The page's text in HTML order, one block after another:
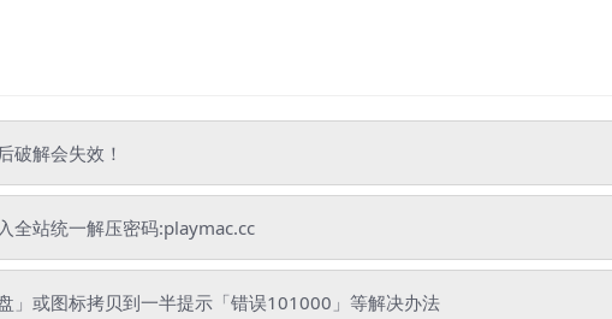
破解会失效！
全站统一解压密码:playmac.cc
」或图标拷贝到一半提示「错误101000」等解决办法